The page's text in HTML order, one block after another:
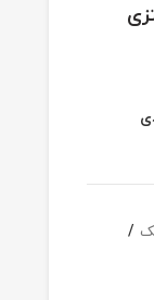
فانتزی
/